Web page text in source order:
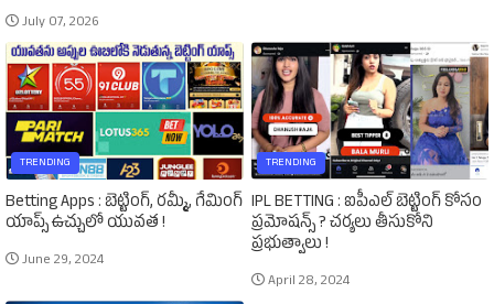
July 07, 2026
TRENDING
Betting Apps : బెట్టింగ్‌, రమ్మీ, గేమింగ్‌
యాప్స్‌ ఉచ్చులో యువత !
June 29, 2024
TRENDING
IPL BETTING : ఐపీఎల్‌ బెట్టింగ్‌ కోసం
ప్రమోషన్స్‌ ? చర్యలు తీసుకోని
ప్రభుత్వాలు !
April 28, 2024